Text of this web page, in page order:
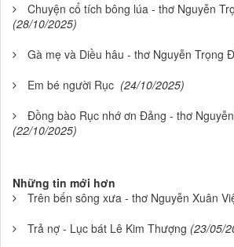
Chuyện cổ tích bông lúa - thơ Nguyễn
(28/10/2025)
Gà mẹ và Diều hâu - thơ Nguyễn Trọng
Em bé người Rục (24/10/2025)
Đồng bào Rục nhớ ơn Đảng - thơ
(22/10/2025)
Những tin mới hơn
Trên bến sông xưa - thơ Nguyễn Xuân
Trả nợ - Lục bát Lê Kim Thượng (23/05/